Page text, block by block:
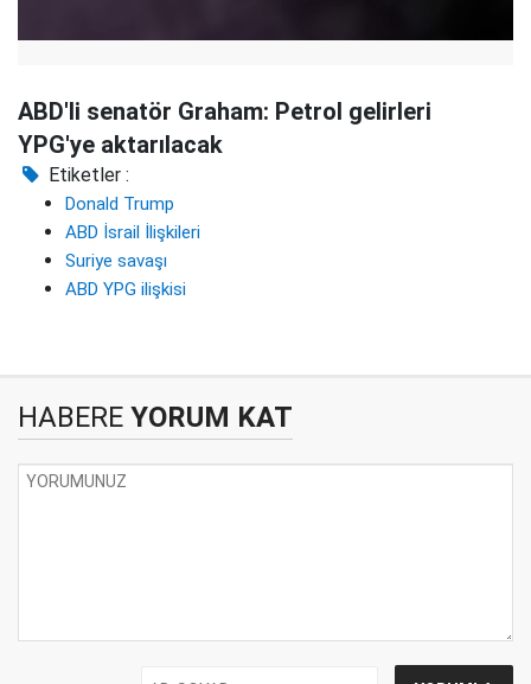
ABD'li senatör Graham: Petrol gelirleri
YPG'ye aktarılacak
Etiketler :
Donald Trump
ABD İsrail İlişkileri
Suriye savaşı
ABD YPG ilişkisi
HABERE YORUM KAT